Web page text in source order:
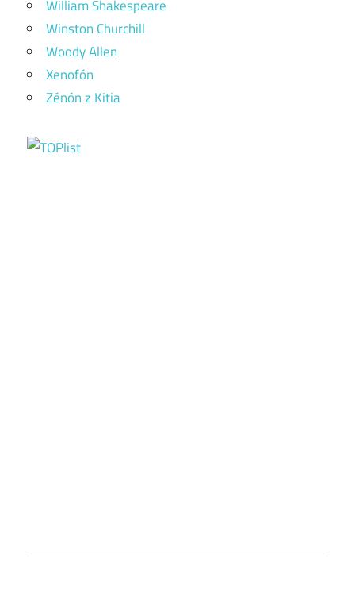
William Shakespeare
Winston Churchill
Woody Allen
Xenofón
Zénón z Kitia